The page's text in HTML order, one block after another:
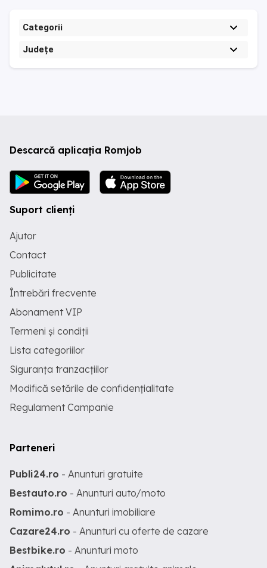
Categorii
Județe
Descarcă aplicația Romjob
Suport clienți
Ajutor
Contact
Publicitate
Întrebări frecvente
Abonament VIP
Termeni și condiții
Lista categoriilor
Siguranța tranzacțiilor
Modifică setările de confidențialitate
Regulament Campanie
Parteneri
Publi24.ro - Anunturi gratuite
Bestauto.ro - Anunturi auto/moto
Romimo.ro - Anunturi imobiliare
Cazare24.ro - Anunturi cu oferte de cazare
Bestbike.ro - Anunturi moto